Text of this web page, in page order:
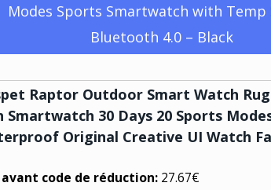
Modes Sports Smartwatch with Temp
Bluetooth 4.0 – Black
Raptor Outdoor Smart Watch
Smartwatch 30 Days 20 Sports
Original Creative UI Watch
avant code de réduction: 27.67€